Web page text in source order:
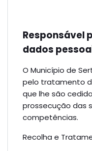
Responsável
dados
O Município de
pelo tratamento
que lhe são
prossecução das
competências.
Recolha e